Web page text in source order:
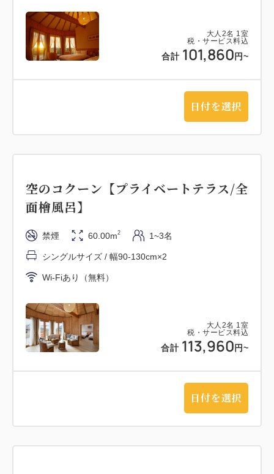
島のミネラル豊富な土地で育ったみずみずしい野菜を
使用した「淡路島の濃厚うに鍋」をお楽しみいただけ
ます。
＜ご朝食＞
宿泊の醍醐味のご朝食は【＜和食＞朝のお始め御膳】
または【＜洋食プレート＞】のどちらかを、1組に付
みいただけます。
●＜洋食プレート＞メインプレートで淡路島産の4種
類の内容をお愉しみいただきます。自家製の淡路島産
ポークを使用したロースハムや、淡路島産の卵を使用
したスクランブルエッグに玉ねぎをたっぷり使った自
家製のトマトケチャップなど素材と手作りにこだわっ
た朝食です。
※メニュー内容は日によって変更がございます。
※ご希望のお客様は、ご宿泊の3日前までにお申しつ
けくださいませ。
■お風呂■
全室檜風呂を設置し、檜の爽やかな香りに癒されま
大人 2名 1 室
税・サービス料込
合計 101,860 円~
日付を選択
大人 2名 1 室
税・サービス料込
合計 113,960 円~
空のコクーン【プライベートテラス/全
面檜風呂】
禁煙 60.00m2 1~3名
シングルサイズ / 幅90-130cm×2
Wi-Fiあり（無料）
日付を選択